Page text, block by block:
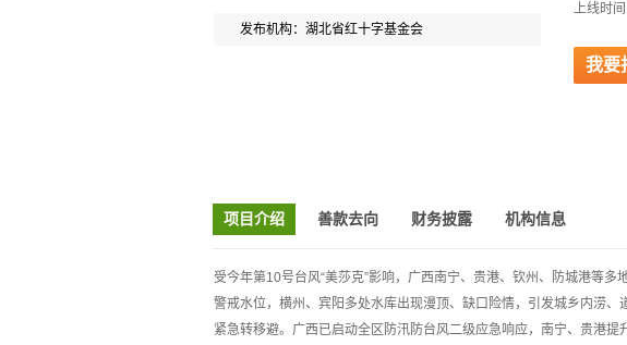
发布机构：湖北省红十字基金会
上线时
我要
项目介绍 善款去向 财务披露 机构信息
受今年第10号台风“美莎克”影响，广西南宁、贵港、钦州、防城港等
警戒水位，横州、宾阳多处水库出现漫顶、缺口险情，引发城乡内涝
紧急转移避。广西已启动全区防汛防台风二级应急响应，南宁、贵港